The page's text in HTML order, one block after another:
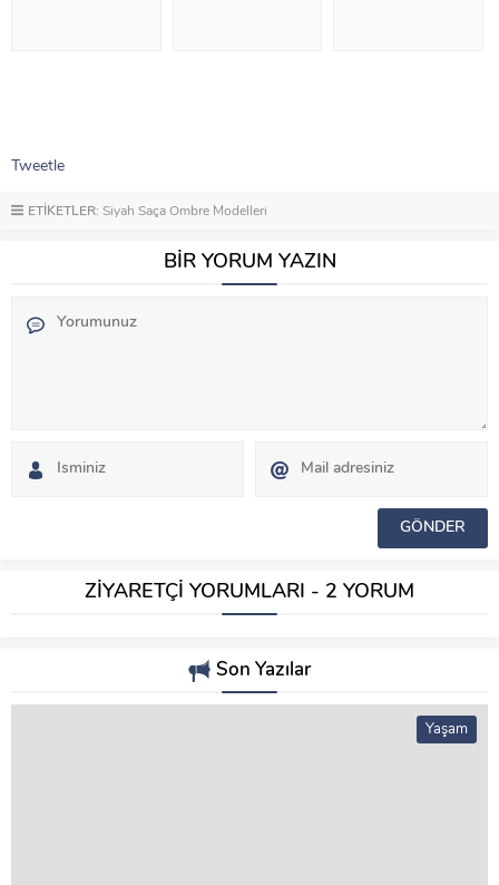
Tweetle
ETİKETLER: Siyah Saça Ombre Modelleri
BİR YORUM YAZIN
ZİYARETÇİ YORUMLARI - 2 YORUM
Son Yazılar
Yaşam